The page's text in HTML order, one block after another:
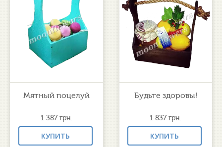
Мятный поцелуй
1 387грн.
КУПИТЬ
Будьте здоровы!
1 837грн.
КУПИТЬ